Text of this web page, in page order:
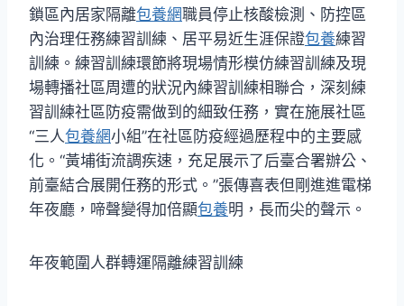
鎖區內居家隔離包養網職員停止核酸檢測、防控區
內治理任務練習訓練、居平易近生涯保證包養練習
訓練。練習訓練環節將現場情形模仿練習訓練及現
場轉播社區周遭的狀況內練習訓練相聯合，深刻練
習訓練社區防疫需做到的細致任務，實在施展社區
“三人包養網小組”在社區防疫經過歷程中的主要感
化。“黃埔街流調疾速，充足展示了后臺合署辦公、
前臺結合展開任務的形式。”張傳喜表但剛進進電梯
年夜廳，啼聲變得加倍顯包養明，長而尖的聲示。
年夜範圍人群轉運隔離練習訓練